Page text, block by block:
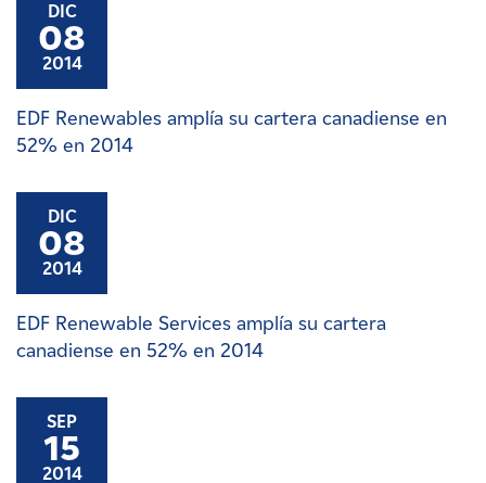
DIC
08
2014
EDF Renewables amplía su cartera canadiense en
52% en 2014
DIC
08
2014
EDF Renewable Services amplía su cartera
canadiense en 52% en 2014
SEP
15
2014